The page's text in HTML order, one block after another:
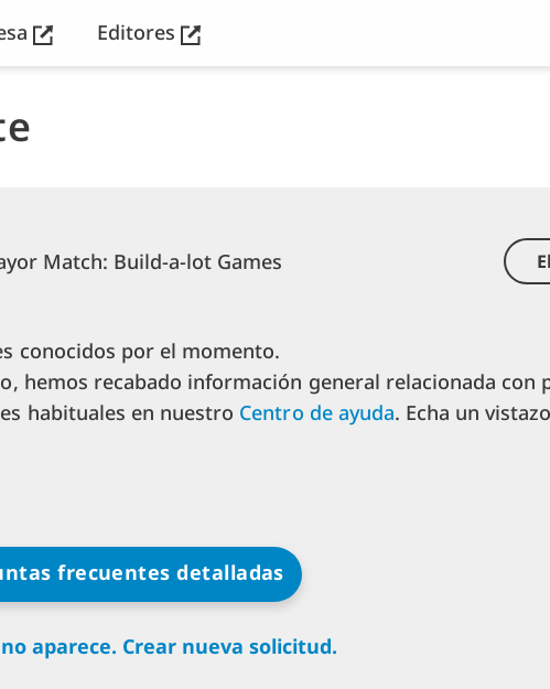
Editores
Match: Build-a-lot Games
conocidos por el momento.
hemos recabado información general relacionada con
habituales en nuestro Centro de ayuda. Echa un
frecuentes detalladas
aparece. Crear nueva solicitud.